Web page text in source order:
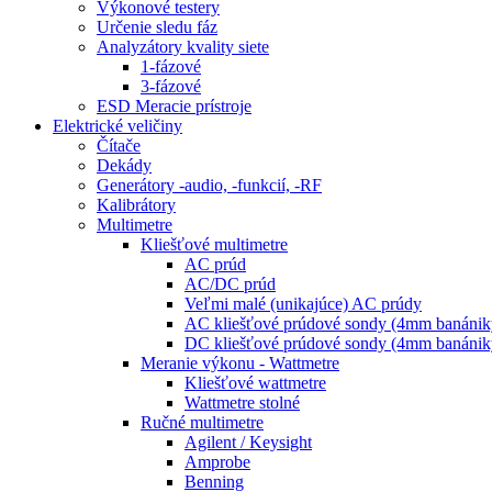
Výkonové testery
Určenie sledu fáz
Analyzátory kvality siete
1-fázové
3-fázové
ESD Meracie prístroje
Elektrické veličiny
Čítače
Dekády
Generátory -audio, -funkcií, -RF
Kalibrátory
Multimetre
Kliešťové multimetre
AC prúd
AC/DC prúd
Veľmi malé (unikajúce) AC prúdy
AC kliešťové prúdové sondy (4mm
DC kliešťové prúdové sondy (4mm
Meranie výkonu - Wattmetre
Kliešťové wattmetre
Wattmetre stolné
Ručné multimetre
Agilent / Keysight
Amprobe
Benning